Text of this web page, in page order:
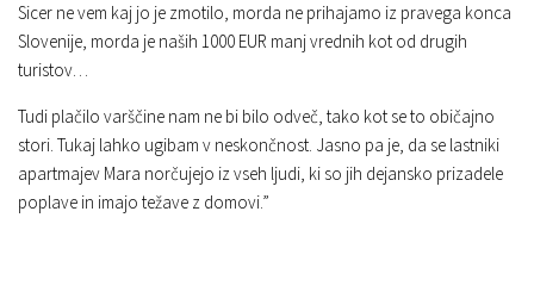
Sicer ne vem kaj jo je zmotilo, morda ne prihajamo iz pravega konca
Slovenije, morda je naših 1000 EUR manj vrednih kot od drugih
turistov…
Tudi plačilo varščine nam ne bi bilo odveč, tako kot se to običajno
stori. Tukaj lahko ugibam v neskončnost. Jasno pa je, da se lastniki
apartmajev Mara norčujejo iz vseh ljudi, ki so jih dejansko prizadele
poplave in imajo težave z domovi.”